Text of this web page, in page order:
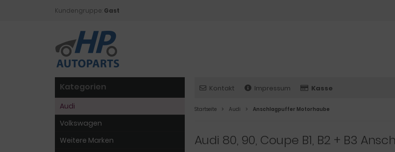
Kundengruppe: Gast
Kontakt Impressum Kasse
Startseite Audi Anschlagpuffer Motorhaube
Audi 80, 90, Coupe B1, B2 + B3
Kategorien
Audi
Volkswagen
Weitere Marken